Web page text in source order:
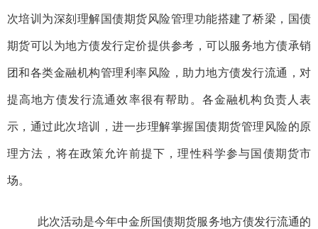
次培训为深刻理解国债期货风险管理功能搭建了桥梁，国债
期货可以为地方债发行定价提供参考，可以服务地方债承销
团和各类金融机构管理利率风险，助力地方债发行流通，对
提高地方债发行流通效率很有帮助。各金融机构负责人表
示，通过此次培训，进一步理解掌握国债期货管理风险的原
理方法，将在政策允许前提下，理性科学参与国债期货市
场。
此次活动是今年中金所国债期货服务地方债发行流通的